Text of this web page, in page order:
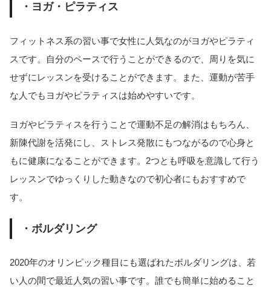
・ヨガ・ピラティス
フィットネス系の習い事で女性に人気なのがヨガやピラティ
スです。自分のペースで行うことができるので、周りを気に
せずにレッスンを受けることができます。また、運動が苦手
な人でもヨガやピラティスは始めやすいです。
ヨガやピラティスを行うことで運動不足の解消はもちろん、
新陳代謝を活発にし、ストレス発散にもつながるので心身と
もに健康になることができます。2つとも呼吸を意識して行う
レッスンでゆっくりした動きなので初心者にもおすすめで
す。
・ボルダリング
2020年のオリンピック種目にも選ばれたボルダリングは、若
い人の間で最近人気の習い事です。誰でも簡単に始めること